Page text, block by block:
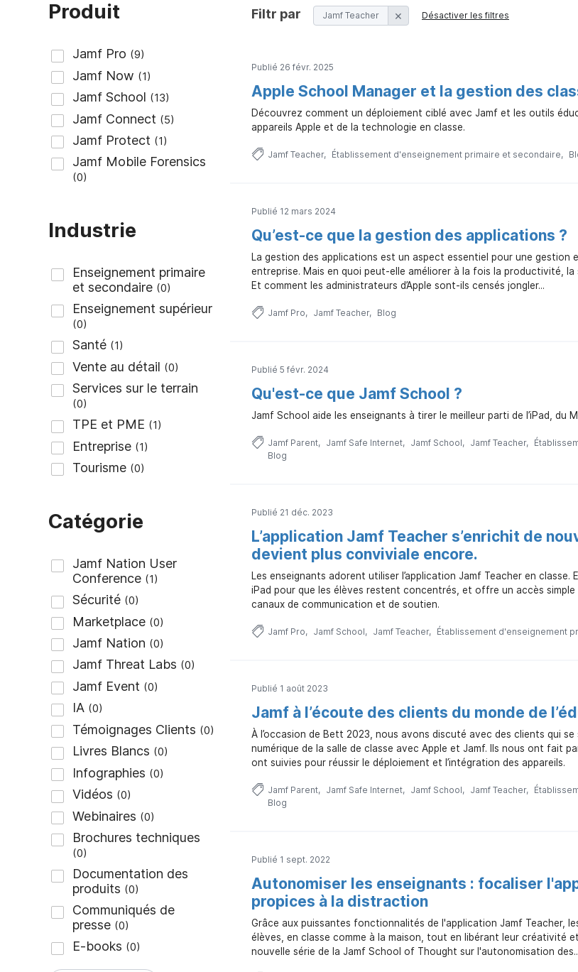
Produit
Industrie
Catégorie
Filtr par Jamf Teacher Désactiver les filtres
Publié 26 févr. 2025
Apple School Manager et la gestion des
Découvrez comment un déploiement ciblé avec Jamf et les outils
appareils Apple et de la technologie en classe.
Jamf Teacher Établissement d'enseignement primaire et secondaire
Publié 12 mars 2024
Qu’est-ce que la gestion des applications ?
La gestion des applications est un aspect essentiel pour une gestion
entreprise. Mais en quoi peut-elle améliorer à la fois la productivité,
Et comment les administrateurs d’Apple sont-ils censés jongler...
Jamf Pro Jamf Teacher Blog
Publié 5 févr. 2024
Qu'est-ce que Jamf School ?
Jamf School aide les enseignants à tirer le meilleur parti de l’iPad, du
Jamf Parent Jamf Safe Internet Jamf School Jamf Teacher
Blog
Publié 21 déc. 2023
L’application Jamf Teacher s’enrichit de
devient plus conviviale encore.
Les enseignants adorent utiliser l’application Jamf Teacher en classe.
iPad pour que les élèves restent concentrés, et offre un accès
canaux de communication et de soutien.
Jamf Pro Jamf School Jamf Teacher Établissement d'enseignement
Publié 1 août 2023
Jamf à l’écoute des clients du monde de
À l’occasion de Bett 2023, nous avons discuté avec des clients qui
numérique de la salle de classe avec Apple et Jamf. Ils nous ont fait
ont suivies pour réussir le déploiement et l’intégration des appareils.
Jamf Parent Jamf Safe Internet Jamf School Jamf Teacher
Blog
Publié 1 sept. 2022
Autonomiser les enseignants : focaliser
propices à la distraction
Grâce aux puissantes fonctionnalités de l'application Jamf Teacher,
élèves, en classe comme à la maison, tout en libérant leur créativité
nouvelle série de la Jamf School of Thought sur l'autonomisation